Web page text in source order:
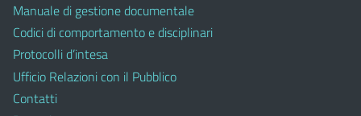
Manuale di gestione documentale
Codici di comportamento e disciplinari
Protocolli d’intesa
Ufficio Relazioni con il Pubblico
Contatti